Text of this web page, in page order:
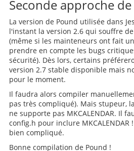
Seconde approche
La version de Pound utilisée dans
l'instant la version 2.6 qui souffre
(même si les mainteneurs ont fait
prendre en compte les bugs
sécurité). Dès lors, certains
version 2.7 stable disponible mais
pour le moment.
Il faudra alors compiler
pas très compliqué). Mais stupeur,
ne supporte pas MKCALENDAR. Il
config.h pour inclure MKCALENDAR
bien compliqué.
Bonne compilation de Pound !